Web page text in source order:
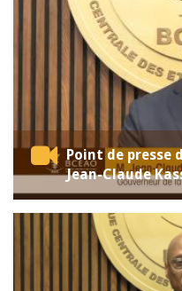
Point de presse
Jean-Claude